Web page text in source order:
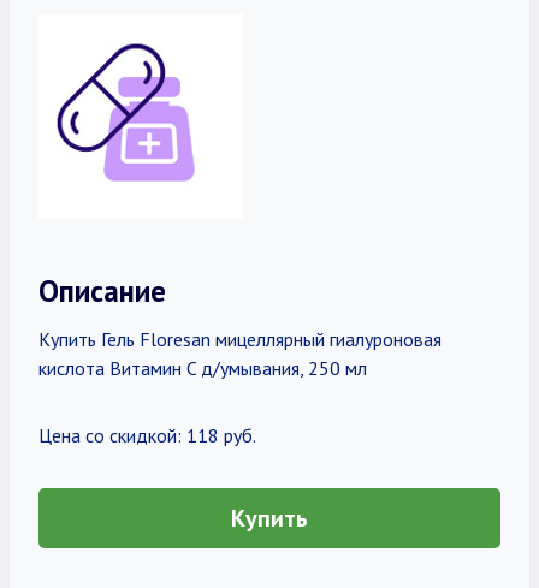
Описание
Купить Гель Floresan мицеллярный гиалуроновая
кислота Витамин C д/умывания, 250 мл
Цена со скидкой: 118 руб.
Купить